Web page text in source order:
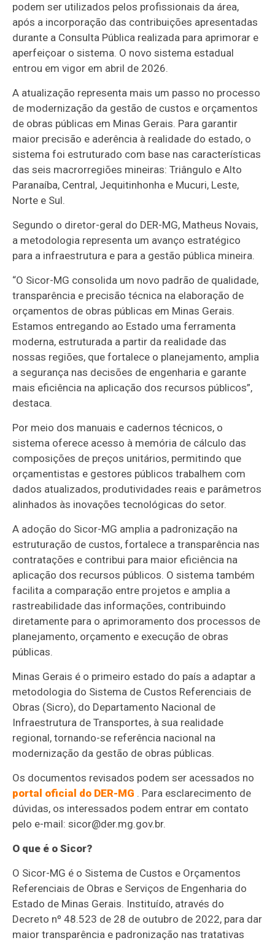
podem ser utilizados pelos profissionais da área,
após a incorporação das contribuições apresentadas
durante a Consulta Pública realizada para aprimorar e
aperfeiçoar o sistema. O novo sistema estadual
entrou em vigor em abril de 2026.
A atualização representa mais um passo no processo
de modernização da gestão de custos e orçamentos
de obras públicas em Minas Gerais. Para garantir
maior precisão e aderência à realidade do estado, o
sistema foi estruturado com base nas características
das seis macrorregiões mineiras: Triângulo e Alto
Paranaíba, Central, Jequitinhonha e Mucuri, Leste,
Norte e Sul.
Segundo o diretor-geral do DER-MG, Matheus Novais,
a metodologia representa um avanço estratégico
para a infraestrutura e para a gestão pública mineira.
“O Sicor-MG consolida um novo padrão de qualidade,
transparência e precisão técnica na elaboração de
orçamentos de obras públicas em Minas Gerais.
Estamos entregando ao Estado uma ferramenta
moderna, estruturada a partir da realidade das
nossas regiões, que fortalece o planejamento, amplia
a segurança nas decisões de engenharia e garante
mais eficiência na aplicação dos recursos públicos”,
destaca.
Por meio dos manuais e cadernos técnicos, o
sistema oferece acesso à memória de cálculo das
composições de preços unitários, permitindo que
orçamentistas e gestores públicos trabalhem com
dados atualizados, produtividades reais e parâmetros
alinhados às inovações tecnológicas do setor.
A adoção do Sicor-MG amplia a padronização na
estruturação de custos, fortalece a transparência nas
contratações e contribui para maior eficiência na
aplicação dos recursos públicos. O sistema também
facilita a comparação entre projetos e amplia a
rastreabilidade das informações, contribuindo
diretamente para o aprimoramento dos processos de
planejamento, orçamento e execução de obras
públicas.
Minas Gerais é o primeiro estado do país a adaptar a
metodologia do Sistema de Custos Referenciais de
Obras (Sicro), do Departamento Nacional de
Infraestrutura de Transportes, à sua realidade
regional, tornando-se referência nacional na
modernização da gestão de obras públicas.
Os documentos revisados podem ser acessados no
portal oficial do DER-MG . Para esclarecimento de
dúvidas, os interessados podem entrar em contato
pelo e-mail:sicor@der.mg.gov.br.
O que é o Sicor?
O Sicor-MG é o Sistema de Custos e Orçamentos
Referenciais de Obras e Serviços de Engenharia do
Estado de Minas Gerais. Instituído, através do
Decreto nº 48.523 de 28 de outubro de 2022, para dar
maior transparência e padronização nas tratativas